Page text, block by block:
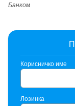
Банком
Корисничко име
Лозинка